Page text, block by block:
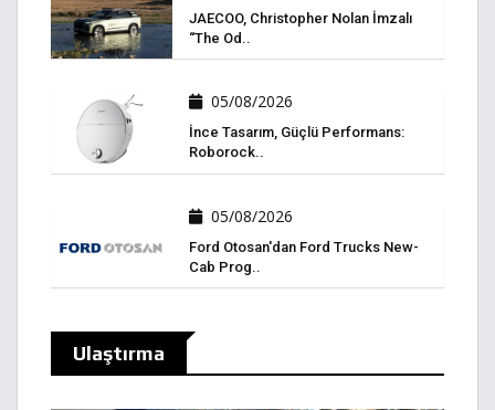
JAECOO, Christopher Nolan İmzalı
“The Od..
05/08/2026
İnce Tasarım, Güçlü Performans:
Roborock..
05/08/2026
Ford Otosan'dan Ford Trucks New-
Cab Prog..
Ulaştırma